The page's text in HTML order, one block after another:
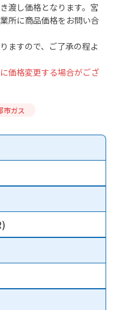
渡し価格となります。宮
所に商品価格をお問い合
ますので、ご了承の程よ
価格変更する場合がござ
市ガス